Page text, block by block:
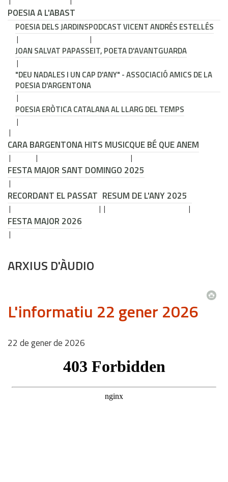
POESIA A L'ABAST
POESIA DELS JARDINSPODCAST VICENT ANDRÉS ESTELLÉS
JOAN SALVAT PAPASSEIT, POETA D'AVANTGUARDA
"DEU NADALES I UN CAP D'ANY" - ASSOCIACIÓ AMICS DE LA
POESIA D'ARGENTONA
POESIA ERÒTICA CATALANA AL LLARG DEL TEMPS
CARA BARGENTONA HITS MUSICQUE BÉ QUE ANEM
FESTA MAJOR SANT DOMINGO 2025
RECORDANT EL PASSAT RESUM DE L'ANY 2025
FESTA MAJOR 2026
ARXIUS D'ÀUDIO
L'informatiu 22 gener 2026
22 degenerde 2026